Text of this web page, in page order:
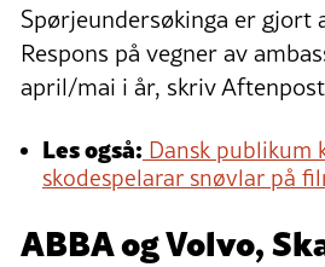
Spørjeundersøkinga er gjort
Respons på vegner av
april/mai i år, skriv
Les også: Dansk publikum
skodespelarar snøvlar på
ABBA og Volvo,